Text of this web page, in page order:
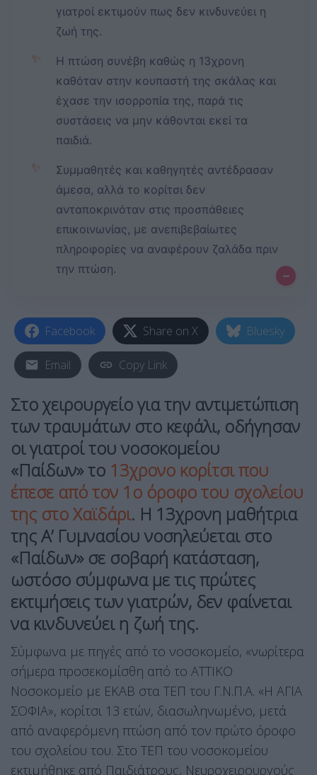
γιατροί εκτιμούν πως δεν κινδυνεύει η
ζωή της.
✨
Η πτώση συνέβη καθώς η 13χρονη
καθόταν στην κουπαστή της σκάλας και
έχασε την ισορροπία της, παρά τις
συστάσεις να μην κάθονται εκεί τα
παιδιά.
✨
Συμμαθητές και καθηγητές αντέδρασαν
άμεσα, αλλά το κορίτσι δεν
ανταποκρινόταν στις προσπάθειες
επικοινωνίας, με ανεπιβεβαίωτες
πληροφορίες να αναφέρουν ζαλάδα πριν
την πτώση.
–
Facebook Share on X Bluesky
Email Copy Link
Στο χειρουργείο για την αντιμετώπιση
των τραυμάτων στο κεφάλι, οδήγησαν
οι γιατροί του νοσοκομείου
«Παίδων» το 13χρονο κορίτσι που
έπεσε από τον 1ο όροφο του σχολείου
της στοΧαϊδάρι. Η 13χρονη μαθήτρια
της Α’ Γυμνασίου νοσηλεύεται στο
«Παίδων» σε σοβαρή κατάσταση,
ωστόσο σύμφωνα με τις πρώτες
εκτιμήσεις των γιατρών, δεν φαίνεται
να κινδυνεύει η ζωή της.
Σύμφωνα με πηγές από το νοσοκομείο, «νωρίτερα
σήμερα προσεκομίσθη από το ΑΤΤΙΚΟ
Νοσοκομείο με ΕΚΑΒ στα ΤΕΠ του Γ.Ν.Π.Α. «Η ΑΓΙΑ
ΣΟΦΙΑ», κορίτσι 13 ετών, διασωληνωμένο, μετά
από αναφερόμενη πτώση από τον πρώτο όροφο
του σχολείου του. Στο ΤΕΠ του νοσοκομείου
εκτιμήθηκε από Παιδιάτρους, Νευροχειρουργούς